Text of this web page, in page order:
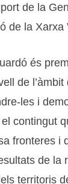
de la
de la Xarxa
és
de
les i
contingut
fronteres i
de la
territoris